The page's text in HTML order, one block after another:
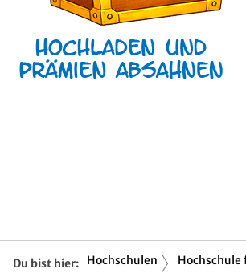
Du bist hier: Hochschulen
Hochschule